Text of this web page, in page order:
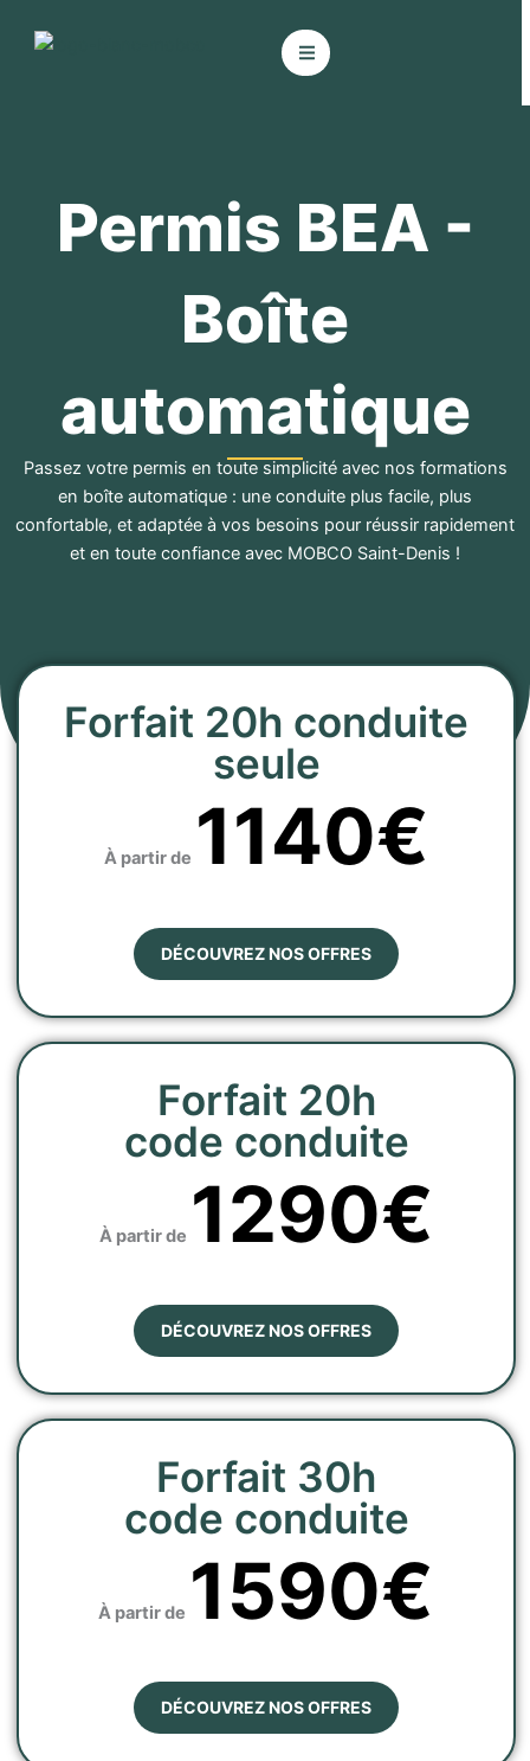
Permis BEA -
Boîte
automatique
Passez votre permis en toute simplicité avec nos formations
en boîte automatique : une conduite plus facile, plus
confortable, et adaptée à vos besoins pour réussir rapidement
et en toute confiance avec MOBCO Saint-Denis !
Forfait 20h conduite
seule
À partir de 1140€
DÉCOUVREZ NOS OFFRES
Forfait 20h
code conduite
À partir de 1290€
DÉCOUVREZ NOS OFFRES
Forfait 30h
code conduite
À partir de 1590€
DÉCOUVREZ NOS OFFRES